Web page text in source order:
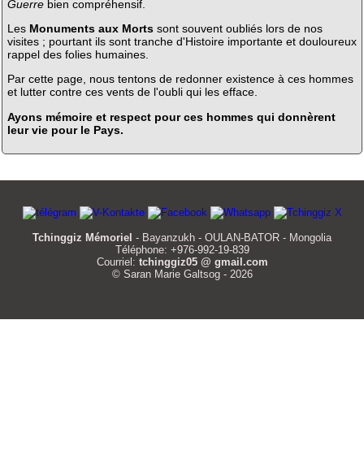
Guerrebien compréhensif.
Les Monuments aux Mortssont souvent oubliés lors de nos
visites ; pourtant ils sont tranche d'Histoire importante et douloureux
rappel des folies humaines.
Par cette page, nous tentons de redonner existence à ces hommes
et lutter contre ces vents de l'oubli qui les efface.
Ayons mémoire et respect pour ces hommes qui donnèrent
leur vie pour le Pays.
Tchinggiz Mémoriel - Bayanzukh - OULAN-BATOR - Mongolia
Téléphone: +976-992-19-839
Courriel: tchinggiz05 @ gmail.com
© Saran Marie Galtsog - 2026